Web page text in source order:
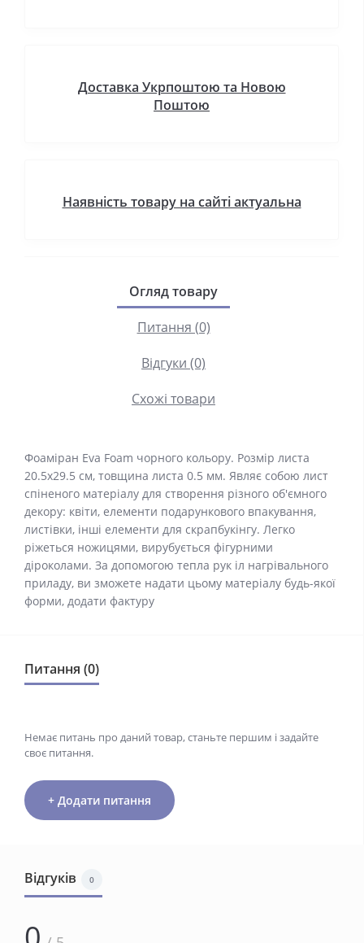
Доставка Укрпоштою та Новою
Поштою
Наявність товару на сайті актуальна
Огляд товару
Питання (0)
Відгуки (0)
Схожі товари
Фоаміран Eva Foam чорного кольору. Розмір листа
20.5х29.5 см, товщина листа 0.5 мм. Являє собою лист
спіненого матеріалу для створення різного об'ємного
декору: квіти, елементи подарункового впакування,
листівки, інші елементи для скрапбукінгу. Легко
ріжеться ножицями, вирубується фігурними
діроколами. За допомогою тепла рук іл нагрівального
приладу, ви зможете надати цьому матеріалу будь-якої
форми, додати фактуру
Питання (0)
Немає питань про даний товар, станьте першим і задайте
своє питання.
+ Додати питання
Відгуків 0